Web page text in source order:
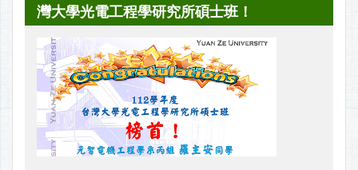
灣大學光電工程學研究所碩士班！